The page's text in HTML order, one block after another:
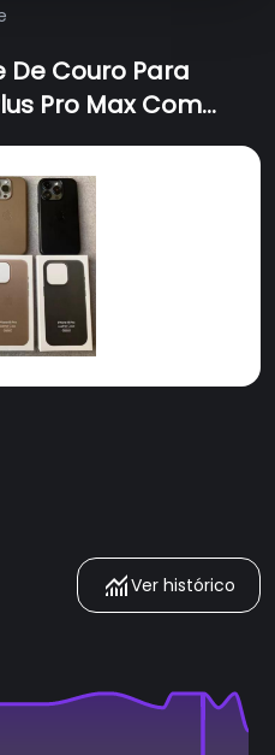
Couro Para
Pro Max Com
Ver histórico